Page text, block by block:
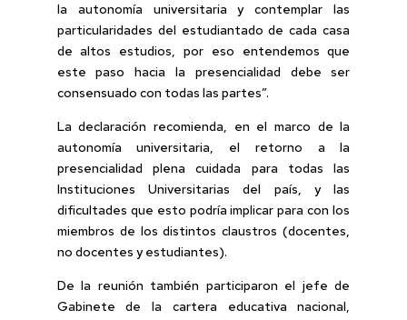
la autonomía universitaria y contemplar las
particularidades del estudiantado de cada casa
de altos estudios, por eso entendemos que
este paso hacia la presencialidad debe ser
consensuado con todas las partes”.
La declaración recomienda, en el marco de la
autonomía universitaria, el retorno a la
presencialidad plena cuidada para todas las
Instituciones Universitarias del país, y las
dificultades que esto podría implicar para con los
miembros de los distintos claustros (docentes,
no docentes y estudiantes).
De la reunión también participaron el jefe de
Gabinete de la cartera educativa nacional,